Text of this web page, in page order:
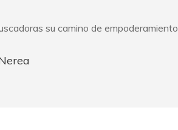
su camino de empoderamiento